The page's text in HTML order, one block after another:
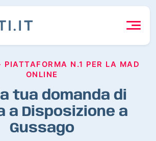
N.1 PER LA MAD
ONLINE
tua domanda di
a Disposizione a
Gussago